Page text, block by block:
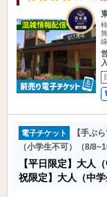
電子チケット
【手ぶ
（小学生不可）（8/
【平日限定】大人
祝限定】大人（中学